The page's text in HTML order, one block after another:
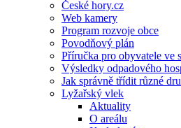
České hory.cz
Web kamery
Program rozvoje obce
Povodňový plán
Příručka pro obyvatele ve
Výsledky odpadového
Jak správně třídit různé
Lyžařský vlek
Aktuality
O areálu